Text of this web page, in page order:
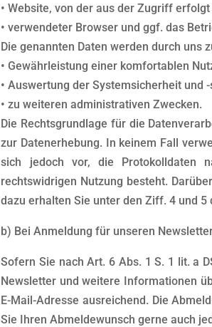
• Website, von der aus der Zugriff
• verwendeter Browser und ggf. das
Die genannten Daten werden durch uns
• Gewährleistung einer komfortablen
• Auswertung der Systemsicherheit und
• zu weiteren administrativen Zwecken.
Die Rechtsgrundlage für die
zur Datenerhebung. In keinem Fall
sich jedoch vor, die Protokolldaten
rechtswidrigen Nutzung besteht.
dazu erhalten Sie unter den Ziff. 4 und
b) Bei Anmeldung für unseren
Sofern Sie nach Art. 6 Abs. 1 S. 1 lit. a
Newsletter und weitere Informationen
E-Mail-Adresse ausreichend. Die
Sie Ihren Abmeldewunsch gerne auch